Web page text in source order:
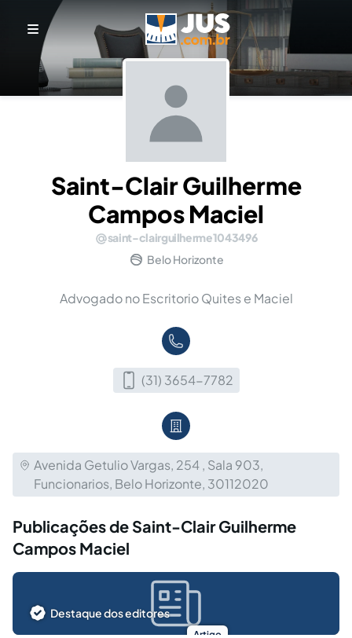
Saint-Clair Guilherme
Campos Maciel
saint-clairguilherme1043496
Belo Horizonte
Advogado no Escritorio Quites e Maciel
(31) 3654-7782
Avenida Getulio Vargas, 254 , Sala 903,
Funcionarios, Belo Horizonte, 30112020
Publicações de Saint-Clair Guilherme
Campos Maciel
Artigo
Destaque dos editores